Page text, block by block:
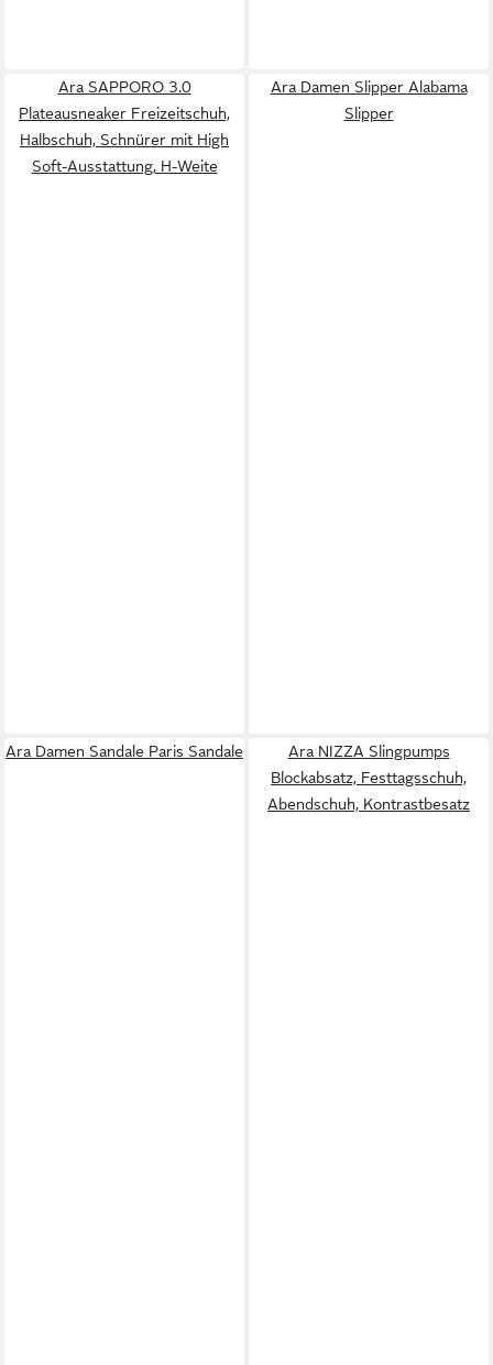
Ara SAPPORO 3.0
Plateausneaker Freizeitschuh,
Halbschuh, Schnürer mit High
Soft-Ausstattung, H-Weite
Ara Damen Slipper Alabama
Slipper
Ara Damen Sandale Paris Sandale
Ara NIZZA Slingpumps
Blockabsatz, Festtagsschuh,
Abendschuh, Kontrastbesatz